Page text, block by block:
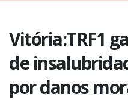
Vitória:TRF1
de
por danos